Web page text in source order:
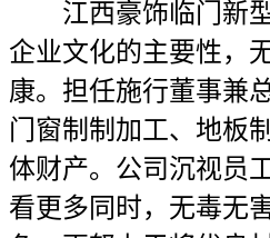
江西豪饰临门新型
企业文化的主要性，
康。担任施行董事兼
门窗制制加工、地板
体财产。公司沉视员
看更多同时，无毒无